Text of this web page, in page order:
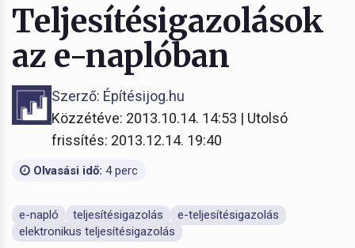
Teljesítésigazolások
az e-naplóban
Szerző: Építésijog.hu
Közzétéve: 2013.10.14. 14:53 | Utolsó
frissítés: 2013.12.14. 19:40
Olvasási idő: 4 perc
e-napló teljesítésigazolás
e-teljesítésigazolás
elektronikus teljesítésigazolás